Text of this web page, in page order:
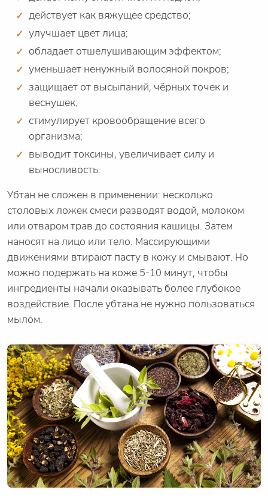
действует как вяжущее средство;
улучшает цвет лица;
обладает отшелушивающим эффектом;
уменьшает ненужный волосяной покров;
защищает от высыпаний, чёрных точек и
веснушек;
стимулирует кровообращение всего
организма;
выводит токсины, увеличивает силу и
выносливость.
Убтан не сложен в применении: несколько
столовых ложек смеси разводят водой, молоком
или отваром трав до состояния кашицы. Затем
наносят на лицо или тело. Массирующими
движениями втирают пасту в кожу и смывают. Но
можно подержать на коже 5-10 минут, чтобы
ингредиенты начали оказывать более глубокое
воздействие. После убтана не нужно пользоваться
мылом.